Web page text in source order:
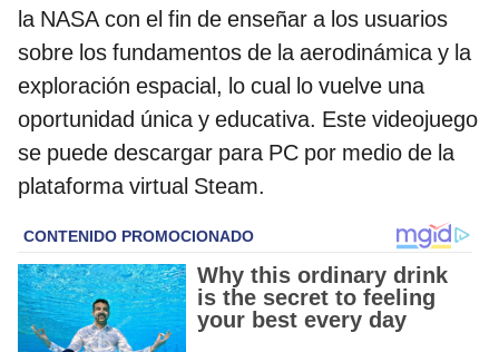
la NASA con el fin de enseñar a los usuarios
sobre los fundamentos de la aerodinámica y la
exploración espacial, lo cual lo vuelve una
oportunidad única y educativa. Este videojuego
se puede descargar para PC por medio de la
plataforma virtual Steam.